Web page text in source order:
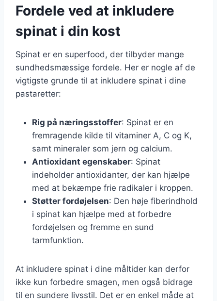
Fordele ved at inkludere
spinat i din kost
Spinat er en superfood, der tilbyder mange
sundhedsmæssige fordele. Her er nogle af de
vigtigste grunde til at inkludere spinat i dine
pastaretter:
Rig på næringsstoffer: Spinat er en
fremragende kilde til vitaminer A, C og K,
samt mineraler som jern og calcium.
Antioxidant egenskaber: Spinat
indeholder antioxidanter, der kan hjælpe
med at bekæmpe frie radikaler i kroppen.
Støtter fordøjelsen: Den høje fiberindhold
i spinat kan hjælpe med at forbedre
fordøjelsen og fremme en sund
tarmfunktion.
At inkludere spinat i dine måltider kan derfor
ikke kun forbedre smagen, men også bidrage
til en sundere livsstil. Det er en enkel måde at